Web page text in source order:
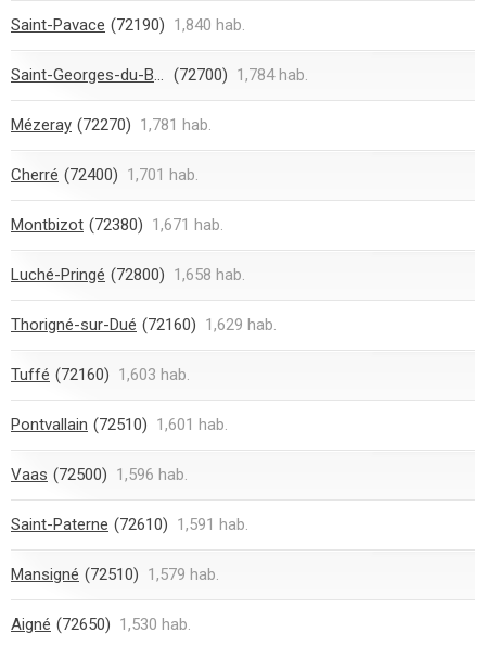
Saint-Pavace (72190) 1,840 hab.
Saint-Georges-du-Bois (72700) 1,784 hab.
Mézeray (72270) 1,781 hab.
Cherré (72400) 1,701 hab.
Montbizot (72380) 1,671 hab.
Luché-Pringé (72800) 1,658 hab.
Thorigné-sur-Dué (72160) 1,629 hab.
Tuffé (72160) 1,603 hab.
Pontvallain (72510) 1,601 hab.
Vaas (72500) 1,596 hab.
Saint-Paterne (72610) 1,591 hab.
Mansigné (72510) 1,579 hab.
Aigné (72650) 1,530 hab.